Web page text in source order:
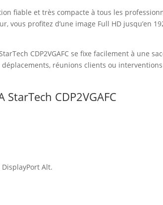
fiable et très compacte à tous les
profitez d’une image Full HD jusqu’en
CDP2VGAFC se fixe facilement à une
réunions clients ou
CDP2VGAFC
Alt.